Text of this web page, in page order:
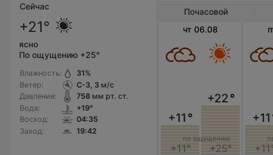
Сейчас
+21°
ясно
По ощущению +25°
Влажность:
Ветер:
Давление:
Вода:
Восход:
Заход:
31%
С-З, 3м/с
758мм рт. ст.
+19°
04:35
19:42
Почасовой
чт 06.08
+11 °
+11°
+22°
+25°
по ощущению
+11